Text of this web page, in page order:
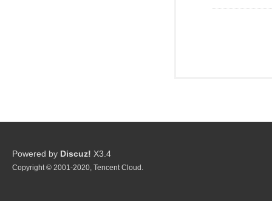
Powered by Discuz! X3.4
Copyright © 2001-2020, Tencent Cloud.